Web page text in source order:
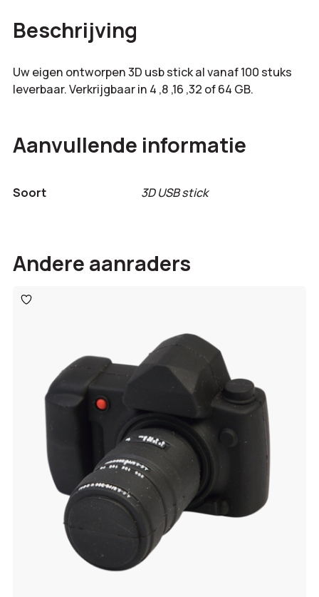
Beschrijving
Uw eigen ontworpen 3D usb stick al vanaf 100 stuks
leverbaar. Verkrijgbaar in 4 ,8 ,16 ,32 of 64 GB.
Aanvullende informatie
Soort 3D USB stick
Andere aanraders
Toevoegen
aan